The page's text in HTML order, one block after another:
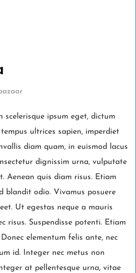
scelerisque ipsum eget, dictum
ultrices sapien, imperdiet
diam quam, in euismod lacus
dignissim urna, vulputate
Aenean quis diam risus. Etiam
blandit odio. Vivamus posuere
Ut egestas neque a mauris
risus. Suspendisse potenti. Etiam
elementum felis ante, nec
id. Integer nec metus non
at pellentesque urna, vitae